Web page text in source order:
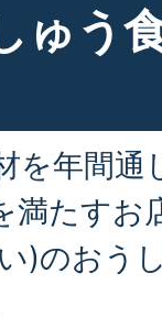
ゅう
を年間
満たすお
)のおう